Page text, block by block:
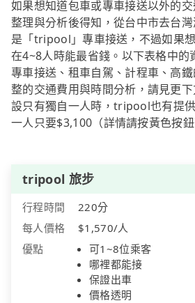
如果想知道包車或專車接送以外的
整理與分析後得知，從台中市去台
是「tripool」專車接送，不過如果
在4~8人時能最省錢。以下表格中的
專車接送、租車自駕、計程車、高
整的交通費用與時間分析，請見更
設只有獨自一人時，tripool也有提
一人只要$3,100（詳情請按黃色按鈕
tripool 旅步
行程時間
220分
每人價格
$1,570/人
優點
可1~8位乘客
哪裡都能接
保證出車
價格透明